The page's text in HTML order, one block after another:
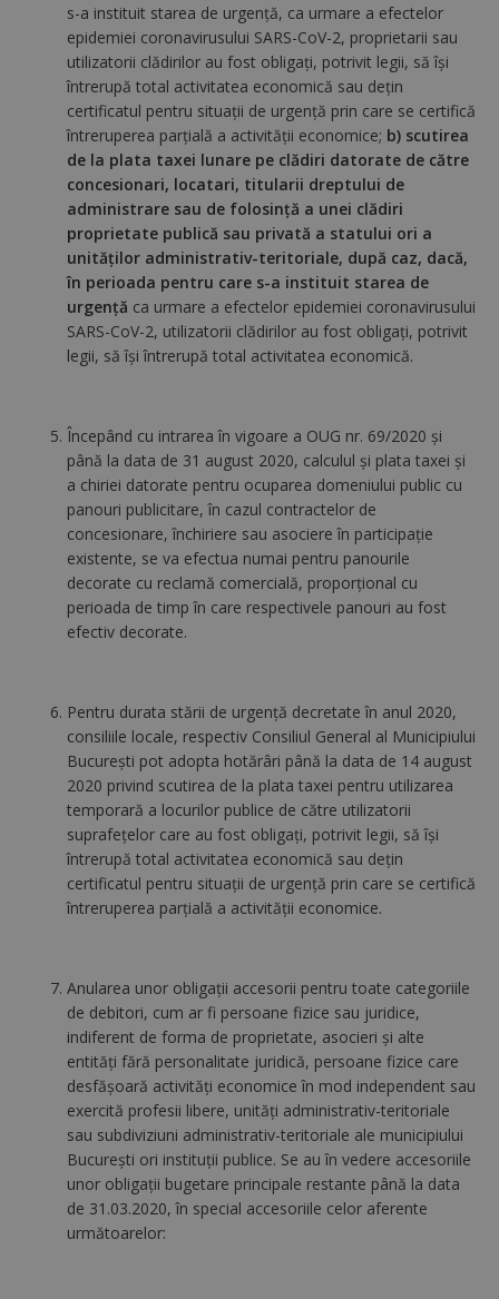
s-a instituit starea de urgenţă, ca urmare a efectelor
epidemiei coronavirusului SARS-CoV-2, proprietarii sau
utilizatorii clădirilor au fost obligaţi, potrivit legii, să îşi
întrerupă total activitatea economică sau deţin
certificatul pentru situaţii de urgenţă prin care se certifică
întreruperea parţială a activităţii economice; b) scutirea
de la plata taxei lunare pe clădiri datorate de către
concesionari, locatari, titularii dreptului de
administrare sau de folosinţă a unei clădiri
proprietate publică sau privată a statului ori a
unităţilor administrativ-teritoriale, după caz, dacă,
în perioada pentru care s-a instituit starea de
urgenţă ca urmare a efectelor epidemiei coronavirusului
SARS-CoV-2, utilizatorii clădirilor au fost obligaţi, potrivit
legii, să îşi întrerupă total activitatea economică.
Începând cu intrarea în vigoare a OUG nr. 69/2020 şi
până la data de 31 august 2020, calculul și plata taxei şi
a chiriei datorate pentru ocuparea domeniului public cu
panouri publicitare, în cazul contractelor de
concesionare, închiriere sau asociere în participaţie
existente, se va efectua numai pentru panourile
decorate cu reclamă comercială, proporţional cu
perioada de timp în care respectivele panouri au fost
efectiv decorate.
Pentru durata stării de urgenţă decretate în anul 2020,
consiliile locale, respectiv Consiliul General al Municipiului
Bucureşti pot adopta hotărâri până la data de 14 august
2020 privind scutirea de la plata taxei pentru utilizarea
temporară a locurilor publice de către utilizatorii
suprafeţelor care au fost obligaţi, potrivit legii, să îşi
întrerupă total activitatea economică sau deţin
certificatul pentru situaţii de urgenţă prin care se certifică
întreruperea parţială a activităţii economice.
Anularea unor obligaţii accesorii pentru toate categoriile
de debitori, cum ar fi persoane fizice sau juridice,
indiferent de forma de proprietate, asocieri şi alte
entităţi fără personalitate juridică, persoane fizice care
desfăşoară activităţi economice în mod independent sau
exercită profesii libere, unităţi administrativ-teritoriale
sau subdiviziuni administrativ-teritoriale ale municipiului
Bucureşti ori instituţii publice. Se au în vedere accesoriile
unor obligații bugetare principale restante până la data
de 31.03.2020, în special accesoriile celor aferente
următoarelor: